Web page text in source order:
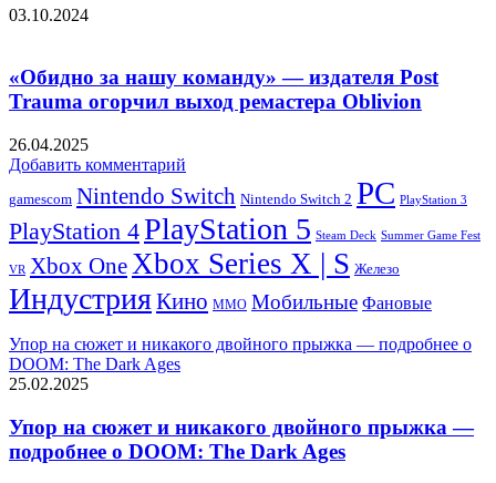
03.10.2024
«Обидно за нашу команду» — издателя Post
Trauma огорчил выход ремастера Oblivion
26.04.2025
Добавить комментарий
gamescom Nintendo Switch Nintendo Switch 2 PC PlayStation 3
PlayStation 4PlayStation 5 Steam Deck Summer Game Fest
VR Xbox OneXbox Series X | S Железо
ИндустрияКино ММО Мобильные Фановые
Упор на сюжет и никакого двойного прыжка — подробнее о
DOOM: The Dark Ages
25.02.2025
Упор на сюжет и никакого двойного прыжка —
подробнее о DOOM: The Dark Ages